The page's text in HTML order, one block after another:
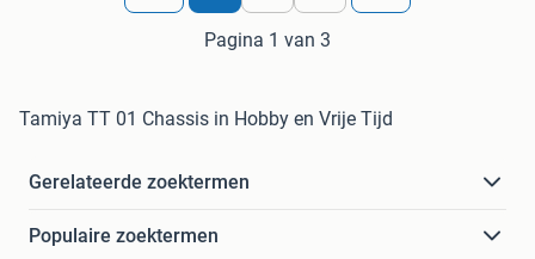
Pagina 1 van 3
Tamiya TT 01 Chassis in Hobby en Vrije Tijd
Gerelateerde zoektermen
Populaire zoektermen